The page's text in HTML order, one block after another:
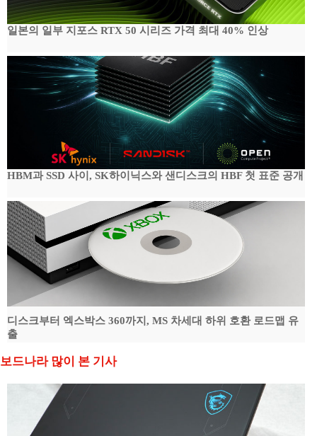
일본의 일부 지포스 RTX 50 시리즈 가격 최대 40% 인상
HBM과 SSD 사이, SK하이닉스와 샌디스크의 HBF 첫 표준 공개
디스크부터 엑스박스 360까지, MS 차세대 하위 호환 로드맵 유
출
보드나라 많이 본 기사